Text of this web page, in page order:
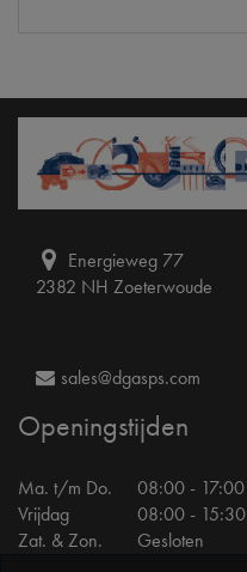
Energieweg 77
2382 NH Zoeterwoude
sales@dgasps.com
Openingstijden
Ma. t/m Do.
08:00 - 17:00
Vrijdag
08:00 - 15:30
Zat. & Zon.
Gesloten